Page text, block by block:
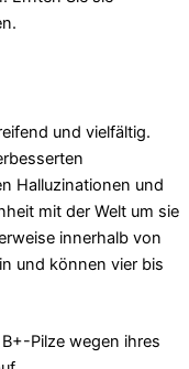
und vielfältig.
Halluzinationen und
mit der Welt um sie
innerhalb von
und können vier bis
Pilze wegen ihres